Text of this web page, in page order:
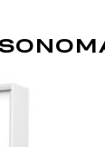
panelů a